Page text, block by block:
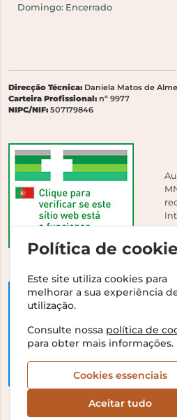
Domingo: Encerrado
Direcção Técnica: Daniela Matos de
Carteira Profissional: nº 9977
NIPC/NIF: 507179846
E-
Política de
Este site utiliza cookies para
melhorar a sua experiência
utilização.
Consulte nossa política de
para obter mais informações.
Cookies essenciais
Aceitar tudo